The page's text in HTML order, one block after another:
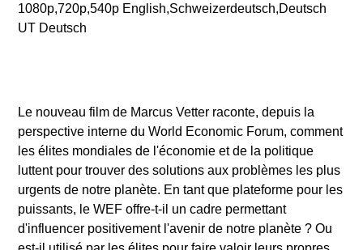
1080p,720p,540p English,Schweizerdeutsch,Deutsch
UT Deutsch
Le nouveau film de Marcus Vetter raconte, depuis la
perspective interne du World Economic Forum, comment
les élites mondiales de l'économie et de la politique
luttent pour trouver des solutions aux problèmes les plus
urgents de notre planète. En tant que plateforme pour les
puissants, le WEF offre-t-il un cadre permettant
d'influencer positivement l'avenir de notre planète ? Ou